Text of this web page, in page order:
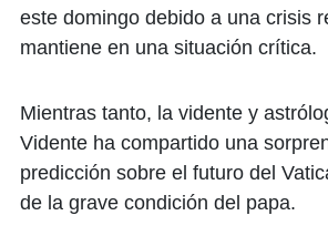
este domingo debido a una crisis
mantiene en una situación crítica.
Mientras tanto, la vidente y
Vidente ha compartido una
predicción sobre el futuro del
de la grave condición del papa.